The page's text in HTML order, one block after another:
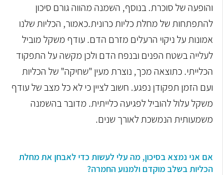
והופעה של סוכרת. בנוסף, השמנה מהווה גורם סיכון
להתפתחות של מחלת כליות כרונית.כאמור, הכליות שלנו
אמונות על ניקוי הרעלים מזרם הדם. עודף משקל מוביל
לעלייה בשטח הפנים ובנפח הדם ולכן מקשה על התפקוד
הכלייתי. כתוצאה מכך, נוצרת מעין "שחיקה" של הכליות
ועם הזמן תפקודן נפגע. חשוב לציין כי לא כל מצב של עודף
משקל עלול להוביללפגיעה כלייתית. מדובר בהשמנה
משמעותית הנמשכת לאורך שנים.
אם אני נמצא בסיכון, מה עלי לעשות כדי לאבחן את מחלת
הכליות בשלב מוקדם ולמנוע החמרה?